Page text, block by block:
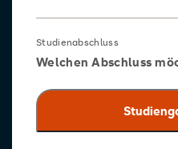
Studienabschluss
Welchen Abschluss